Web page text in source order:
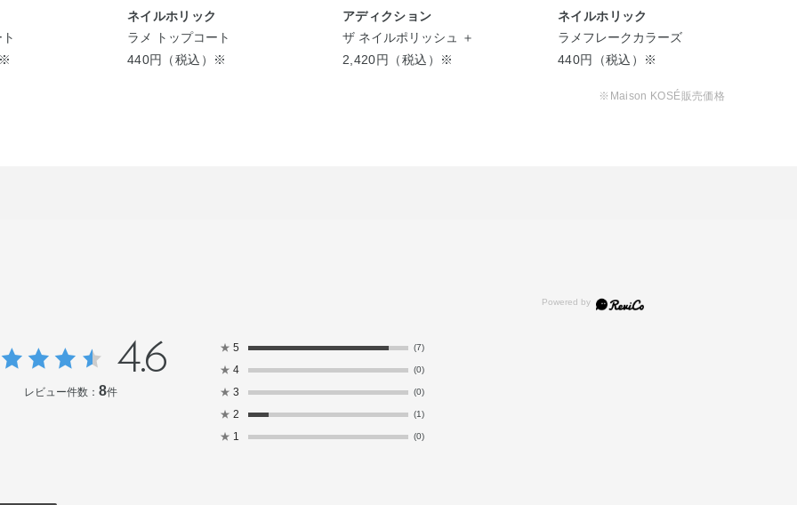
ネイルホリック
ラメ トップコート
440円（税込）※
アディクション
ザ ネイルポリッシュ ＋
2,420円（税込）※
ネイルホリック
ラメフレークカラーズ
440円（税込）※
※Maison KOSÉ販売価格
4.6
レビュー件数： 8件
★ 5 (7)
★ 4 (0)
★ 3 (0)
★ 2 (1)
★ 1 (0)